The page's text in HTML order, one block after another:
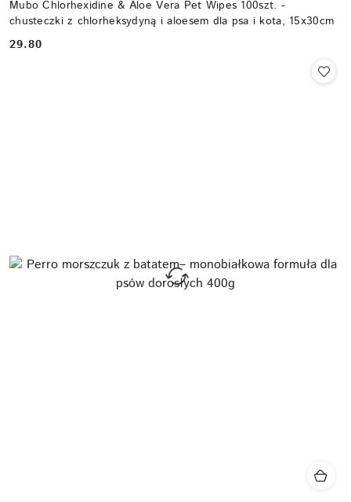
Mubo Chlorhexidine & Aloe Vera Pet Wipes 100szt. -
chusteczki z chlorheksydyną i aloesem dla psa i kota, 15x30cm
Cena:
29.80